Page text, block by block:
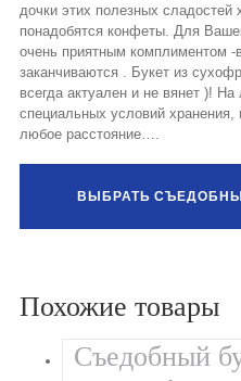
дочки этих полезных
понадобятся конфеты. Для
очень приятным комплиментом
заканчиваются . Букет из
всегда актуален и не вянет )!
специальных условий
любое расстояние….
ВЫБРАТЬ
Похожие товары
Съедобный